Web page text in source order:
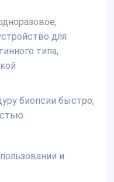
для
типа,
биопсии быстро,
и